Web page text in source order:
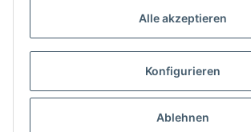
* Alle Preise inkl. gesetzlicher USt., zzgl.
Besucherzähler: 5854215
UmsetzungVlarom E-Commerce Agentur|
CLEARIX JTL-Shop Template
Alle akzeptieren
Konfigurieren
Ablehnen